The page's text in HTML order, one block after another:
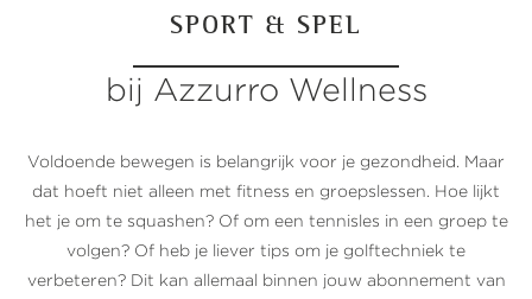
SPORT & SPEL
bij Azzurro Wellness
Voldoende bewegen is belangrijk voor je gezondheid. Maar
dat hoeft niet alleen met fitness en groepslessen. Hoe lijkt
het je om te squashen? Of om een tennisles in een groep te
volgen? Of heb je liever tips om je golftechniek te
verbeteren? Dit kan allemaal binnen jouw abonnement van